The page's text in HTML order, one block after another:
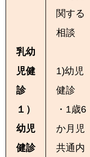
乳幼
児健
診
１）
幼児
健診
関する
相談
1)幼児
健診
・1歳6
か月児
共通内